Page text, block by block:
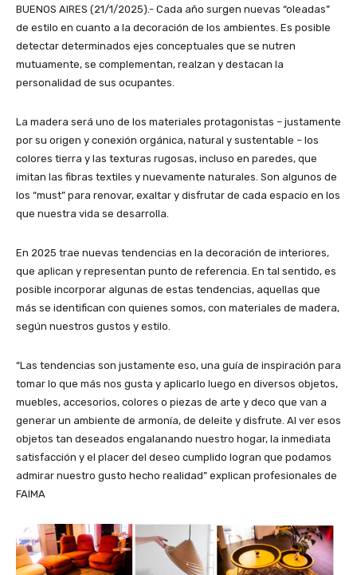
BUENOS AIRES (21/1/2025).- Cada año surgen nuevas “oleadas”
de estilo en cuanto a la decoración de los ambientes. Es posible
detectar determinados ejes conceptuales que se nutren
mutuamente, se complementan, realzan y destacan la
personalidad de sus ocupantes.
La madera será uno de los materiales protagonistas – justamente
por su origen y conexión orgánica, natural y sustentable – los
colores tierra y las texturas rugosas, incluso en paredes, que
imitan las fibras textiles y nuevamente naturales. Son algunos de
los “must” para renovar, exaltar y disfrutar de cada espacio en los
que nuestra vida se desarrolla.
En 2025 trae nuevas tendencias en la decoración de interiores,
que aplican y representan punto de referencia. En tal sentido, es
posible incorporar algunas de estas tendencias, aquellas que
más se identifican con quienes somos, con materiales de madera,
según nuestros gustos y estilo.
“Las tendencias son justamente eso, una guía de inspiración para
tomar lo que más nos gusta y aplicarlo luego en diversos objetos,
muebles, accesorios, colores o piezas de arte y deco que van a
generar un ambiente de armonía, de deleite y disfrute. Al ver esos
objetos tan deseados engalanando nuestro hogar, la inmediata
satisfacción y el placer del deseo cumplido logran que podamos
admirar nuestro gusto hecho realidad” explican profesionales de
FAIMA